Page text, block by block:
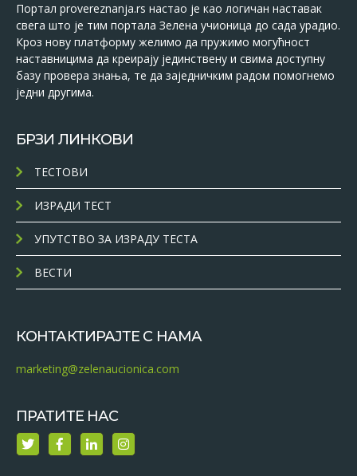
Портал provereznanja.rs настао је као логичан наставак
свега што је тим портала Зелена учионица до сада урадио.
Кроз нову платформу желимо да пружимо могућност
наставницима да креирају јединствену и свима доступну
базу провера знања, те да заједничким радом помогнемо
једни другима.
БРЗИ ЛИНКОВИ
ТЕСТОВИ
ИЗРАДИ ТЕСТ
УПУТСТВО ЗА ИЗРАДУ ТЕСТА
ВЕСТИ
КОНТАКТИРАЈТЕ С НАМА
marketing@zelenaucionica.com
ПРАТИТЕ НАС